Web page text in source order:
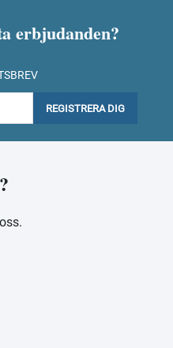
erbjudanden?
REGISTRERA DIG